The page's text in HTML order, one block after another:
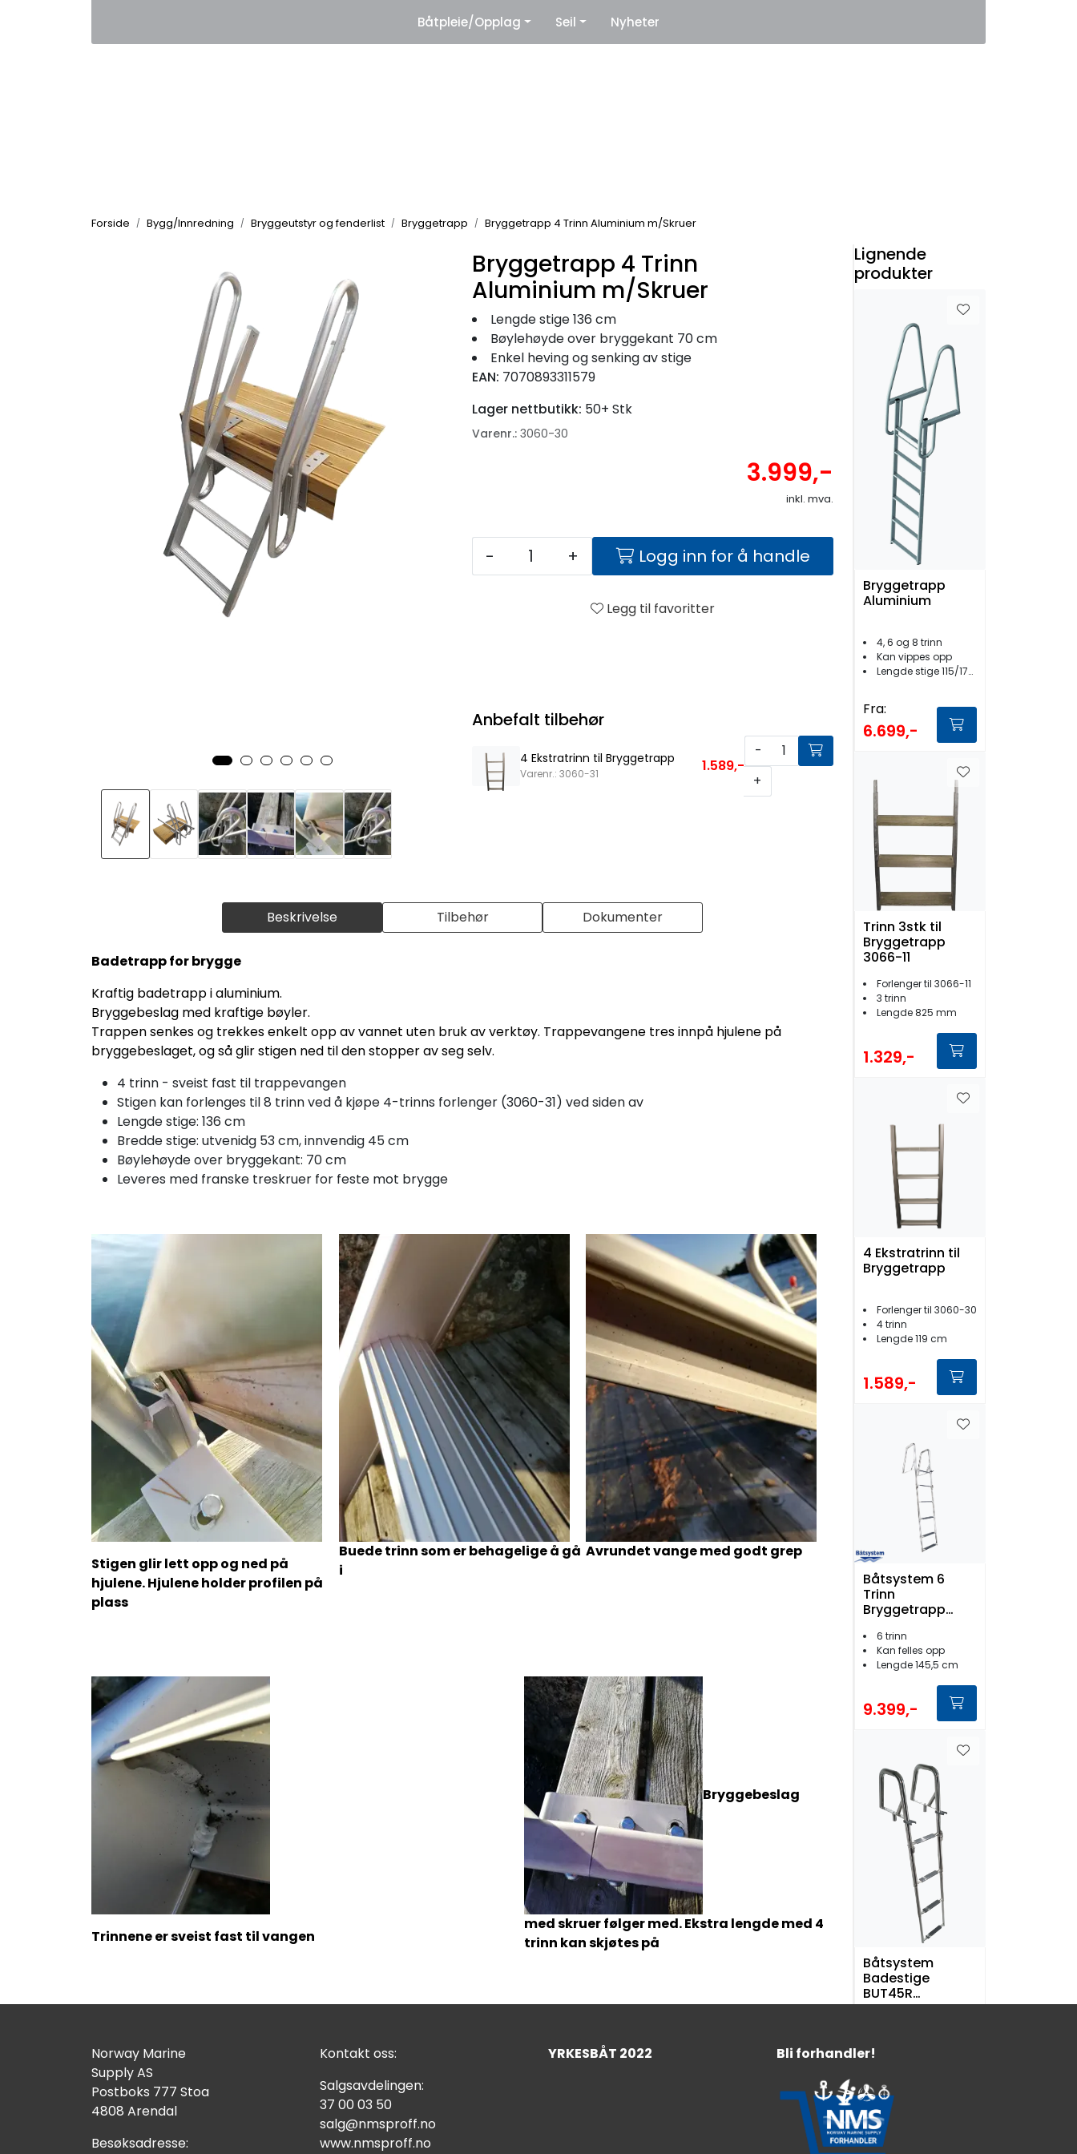
Leverandører
Båtpleie/Opplag Seil Nyheter
Forside Bygg/Innredning Bryggeutstyr og fenderlist Bryggetrapp Bryggetrapp 4 Trinn Aluminium m/Skruer
Beskrivelse Tilbehør Dokumenter
Badetrapp for brygge
Kraftig badetrapp i aluminium.
Bryggebeslag med kraftige bøyler.
Trappen senkes og trekkes enkelt opp av vannet uten bruk av verktøy. Trappevangene tres innpå hjulene på
bryggebeslaget, og så glir stigen ned til den stopper av seg selv.
4 trinn - sveist fast til trappevangen
Stigen kan forlenges til 8 trinn ved å kjøpe 4-trinns forlenger (3060-31) ved siden av
Lengde stige: 136 cm
Bredde stige: utvenidg 53 cm, innvendig 45 cm
Bøylehøyde over bryggekant: 70 cm
Leveres med franske treskruer for feste mot brygge
Stigen glir lett opp og ned på
hjulene. Hjulene holder profilen på
plass
Buede trinn som er behagelige å gå
i
Avrundet vange med godt grep
Trinnene er sveist fast til vangen
Bryggebeslag
med skruer følger med. Ekstra lengde med 4
trinn kan skjøtes på
Bryggetrapp 4 Trinn
Aluminium m/Skruer
Lengde stige 136 cm
Bøylehøyde over bryggekant 70 cm
Enkel heving og senking av stige
EAN: 7070893311579
Lager nettbutikk: 50+ Stk
Varenr.: 3060-30
3.999,-
inkl. mva.
- + Logg inn for å handle
Legg til favoritter
Lignende
produkter
Bryggetrapp
Aluminium
4, 6 og 8 trinn
Kan vippes opp
Lengde stige 115/170/224 cm
Fra:
6.699,-
Trinn 3stk til
Bryggetrapp
3066-11
Forlenger til 3066-11
3 trinn
Lengde 825 mm
1.329,-
4 Ekstratrinn til
Bryggetrapp
Forlenger til 3060-30
4 trinn
Lengde 119 cm
1.589,-
Båtsystem 6
Trinn
Bryggetrapp
6 trinn
Kan felles opp
Lengde 145,5 cm
9.399,-
Båtsystem
Badestige
BUT45R
Sammenleggbar
8.599,-
Anbefalt tilbehør
4 Ekstratrinn til Bryggetrapp
Varenr.: 3060-31 1.589,-
-
+
Norway Marine
Supply AS
Postboks 777 Stoa
4808 Arendal
Besøksadresse:
Kontakt oss:
Salgsavdelingen:
37 00 03 50
salg@nmsproff.no
www.nmsproff.no
YRKESBÅT 2022 Bli forhandler!